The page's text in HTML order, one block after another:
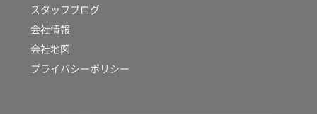
スタッフブログ
会社情報
会社地図
プライバシーポリシー